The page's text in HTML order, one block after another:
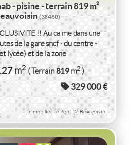
- pisine - terrain 819 m²
(38480)
!! Au calme dans une
de la gare sncf - du centre -
lycée) et de la zone
Baronnie...
m2 ( Terrain819m2)
329 000 €
Immobilier Le Pont De Beauvoisin
P251M² AVEC TERRASSE
DE BEAUVOISIN(73330)
P2 51M² AVEC TERRASSE LE PONT DE
BEAUVOISIN
-51m2 ( Terrasse12m2)